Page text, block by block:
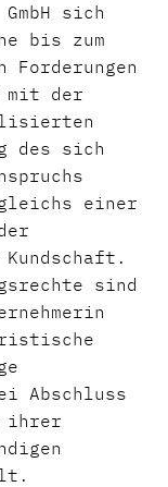
sich
bis zum
mit der
des sich
einer
sind
Abschluss
ihrer